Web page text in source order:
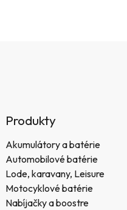
Produkty
Akumulátory a batérie
Automobilové batérie
Lode, karavany, Leisure
Motocyklové batérie
Nabíjačky a boostre